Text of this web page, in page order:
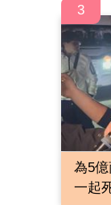
3
為5
一起